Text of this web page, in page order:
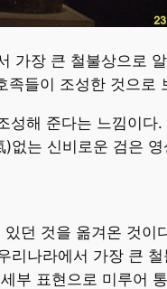
가장 큰 철불상으로
족들이 조성한 것으로
해 준다는 느낌이
는 신비로운 검은
던 것을 옮겨온 것
나라에서 가장 큰
부 표현으로 미루어